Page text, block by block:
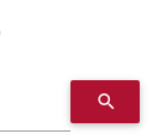
search